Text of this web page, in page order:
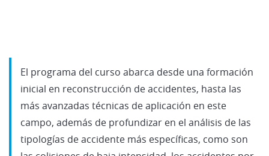
El programa del curso abarca desde una formación
inicial en reconstrucción de accidentes, hasta las
más avanzadas técnicas de aplicación en este
campo, además de profundizar en el análisis de las
tipologías de accidente más específicas, como son